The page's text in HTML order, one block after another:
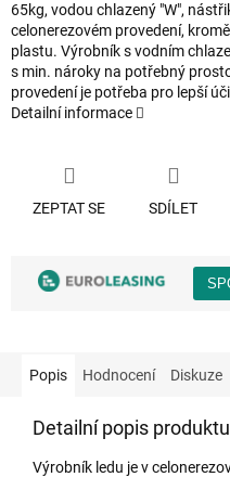
65kg, vodou chlazený "W",
celonerezovém provedení,
plastu. Výrobník s vodním
s min. nároky na potřebný
provedení je potřeba pro lepší
Detailní informace
ZEPTAT SE SDÍLET
Popis Hodnocení Diskuze
Detailní popis produktu
Výrobník ledu je v